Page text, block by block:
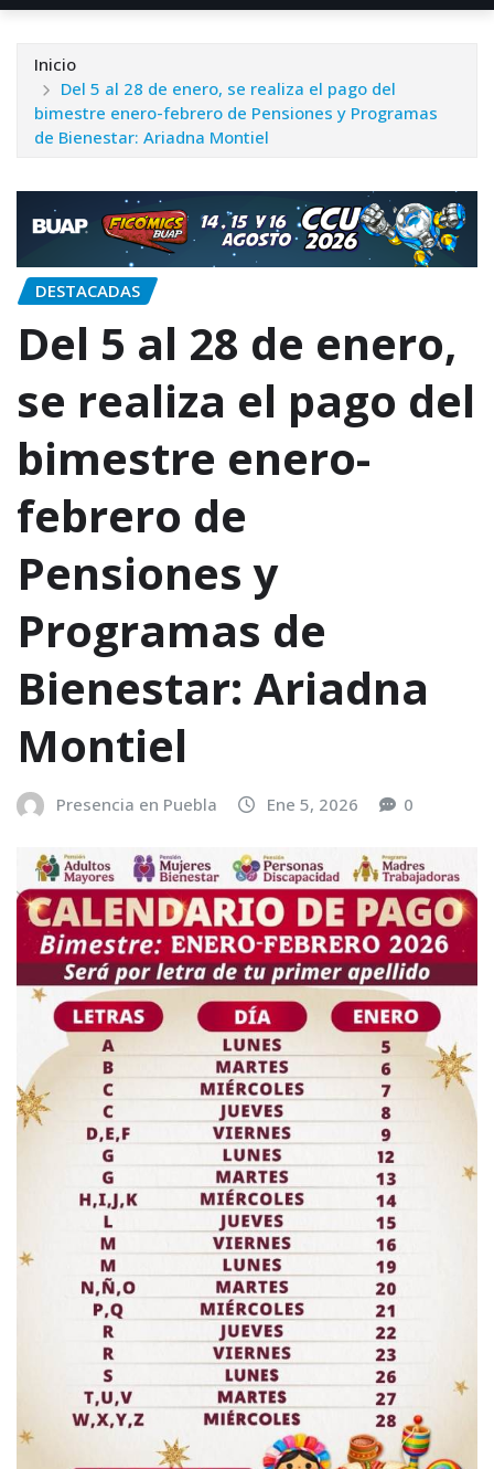
Inicio
Del 5 al 28 de enero, se realiza el pago del
bimestre enero-febrero de Pensiones y Programas
de Bienestar: Ariadna Montiel
DESTACADAS
Del 5 al 28 de enero,
se realiza el pago del
bimestre enero-
febrero de
Pensiones y
Programas de
Bienestar: Ariadna
Montiel
Presencia en Puebla Ene 5, 2026 0